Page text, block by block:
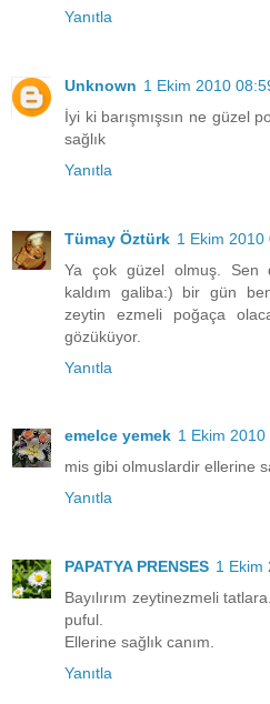
Yanıtla
Unknown 1 Ekim 2010
İyi ki barışmışsın ne güzel
sağlık
Yanıtla
Tümay Öztürk 1 Ekim 2010
Ya çok güzel olmuş. Sen
kaldım galiba:) bir gün
zeytin ezmeli poğaça
gözüküyor.
Yanıtla
emelce yemek 1 Ekim 2010
mis gibi olmuslardir ellerine
Yanıtla
PAPATYA PRENSES 1 Ekim
Bayılırım zeytinezmeli
puful.
Ellerine sağlık canım.
Yanıtla